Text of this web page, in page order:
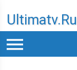
Ultimatv.ru